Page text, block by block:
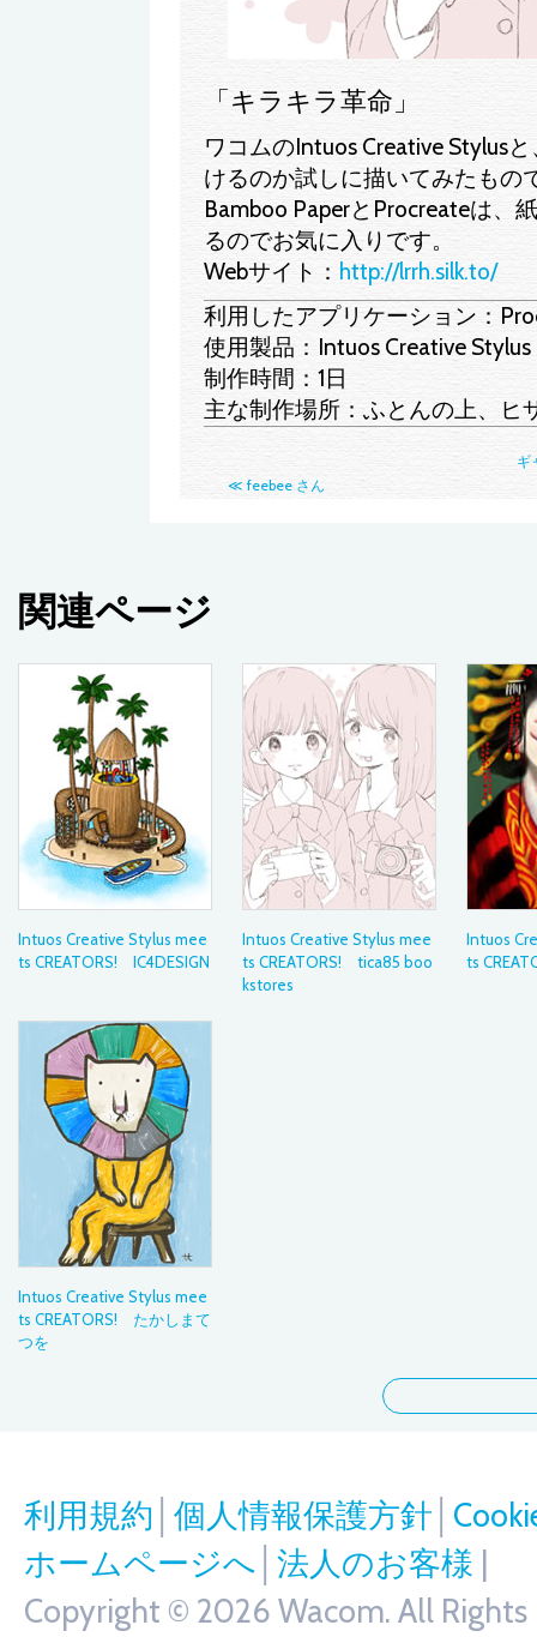
「キラキラ革命」
ワコムのIntuos Creative Stylus
けるのか試しに描いてみたもの
Bamboo PaperとProcreateは、
るのでお気に入りです。
Webサイト： http://lrrh.silk.to/
利用したアプリケーション：
使用製品：Intuos Creative Stylus
制作時間：1日
主な制作場所：ふとんの上、ヒ
ギ
≪ feebee さん
関連ページ
Intuos Creative Stylus mee
ts CREATORS! IC4DESIGN
Intuos Creative Stylus mee
ts CREATORS! tica85 boo
kstores
Intuos
ts
Intuos Creative Stylus mee
ts CREATORS! たかしまて
つを
利用規約 個人情報保護方針
ホームページへ 法人のお客様 |
Copyright © 2026 Wacom. All